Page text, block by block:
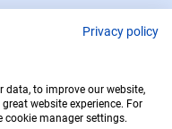
Privacy policy
data, to improve our website,
website experience. For
manager settings.